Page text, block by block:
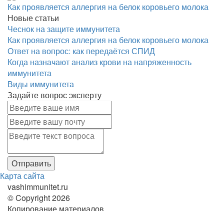
Как проявляется аллергия на белок коровьего молока
Новые статьи
Чеснок на защите иммунитета
Как проявляется аллергия на белок коровьего молока
Ответ на вопрос: как передаётся СПИД
Когда назначают анализ крови на напряженность
иммунитета
Виды иммунитета
Задайте вопрос эксперту
Карта сайта
vashimmunitet.ru
© Copyright 2026
Копирование материалов